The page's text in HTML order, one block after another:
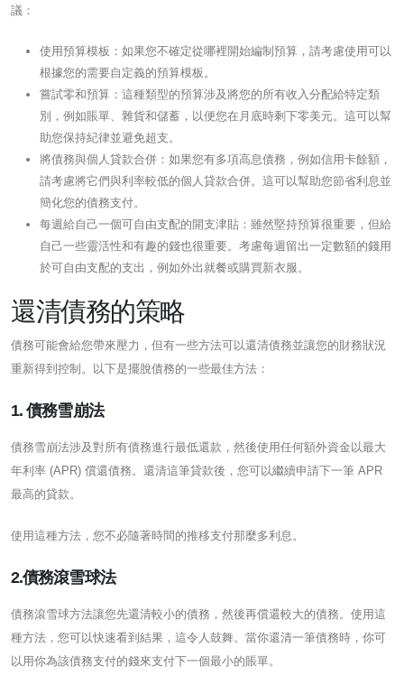
議：
使用預算模板：如果您不確定從哪裡開始編制預算，請考慮使用可以
根據您的需要自定義的預算模板。
嘗試零和預算：這種類型的預算涉及將您的所有收入分配給特定類
別，例如賬單、雜貨和儲蓄，以便您在月底時剩下零美元。這可以幫
助您保持紀律並避免超支。
將債務與個人貸款合併：如果您有多項高息債務，例如信用卡餘額，
請考慮將它們與利率較低的個人貸款合併。這可以幫助您節省利息並
簡化您的債務支付。
每週給自己一個可自由支配的開支津貼：雖然堅持預算很重要，但給
自己一些靈活性和有趣的錢也很重要。考慮每週留出一定數額的錢用
於可自由支配的支出，例如外出就餐或購買新衣服。
還清債務的策略
債務可能會給您帶來壓力，但有一些方法可以還清債務並讓您的財務狀況
重新得到控制。以下是擺脫債務的一些最佳方法：
1. 債務雪崩法
債務雪崩法涉及對所有債務進行最低還款，然後使用任何額外資金以最大
年利率 (APR) 償還債務。還清這筆貸款後，您可以繼續申請下一筆 APR
最高的貸款。
使用這種方法，您不必隨著時間的推移支付那麼多利息。
2.債務滾雪球法
債務滾雪球方法讓您先還清較小的債務，然後再償還較大的債務。使用這
種方法，您可以快速看到結果，這令人鼓舞。當你還清一筆債務時，你可
以用你為該債務支付的錢來支付下一個最小的賬單。